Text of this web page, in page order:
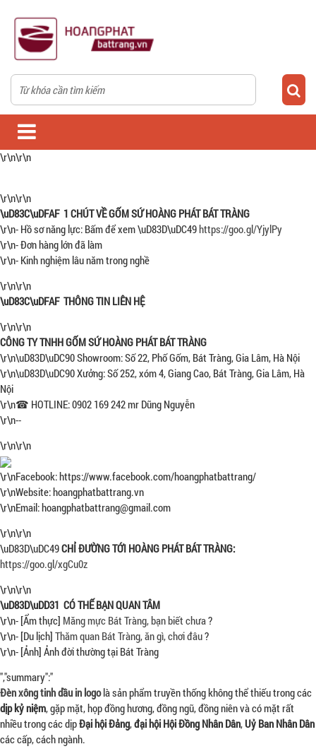
\r\n\r\n
\r\n\r\n
\uD83C\uDFAF 1 CHÚT VỀ GỐM SỨ HOÀNG PHÁT BÁT TRÀNG
\r\n- Hồ sơ năng lực: Bấm để xem \uD83D\uDC49https://goo.gl/YjylPy
\r\n- Đơn hàng lớn đã làm
\r\n- Kinh nghiệm lâu năm trong nghề
\r\n\r\n
\uD83C\uDFAF THÔNG TIN LIÊN HỆ
\r\n\r\n
CÔNG TY TNHH GỐM SỨ HOÀNG PHÁT BÁT TRÀNG
\r\n\uD83D\uDC90 Showroom: Số 22, Phố Gốm, Bát Tràng, Gia Lâm, Hà Nội
\r\n\uD83D\uDC90 Xưởng: Số 252, xóm 4, Giang Cao, Bát Tràng, Gia Lâm, Hà
Nội
\r\n☎ HOTLINE: 0902 169 242 mr Dũng Nguyễn
\r\n--
\r\n\r\n
\r\nFacebook: https://www.facebook.com/hoangphatbattrang/
\r\nWebsite: hoangphatbattrang.vn
\r\nEmail: hoangphatbattrang@gmail.com
\r\n\r\n
\uD83D\uDC49CHỈ ĐƯỜNG TỚI HOÀNG PHÁT BÁT TRÀNG:
https://goo.gl/xgCu0z
\r\n\r\n
\uD83D\uDD31 CÓ THẾ BẠN QUAN TÂM
\r\n- [Ẩm thực] Măng mực Bát Tràng, bạn biết chưa?
\r\n- [Du lịch] Thăm quan Bát Tràng, ăn gì, chơi đâu?
\r\n- [Ảnh] Ảnh đời thường tại Bát Tràng
","summary":"
Đèn xông tinh dầu in logo là sản phẩm truyền thống không thể thiếu trong các
dịp kỷ niệm, gặp mặt, họp đồng hương, đồng ngũ, đồng niên và có mặt rất
nhiều trong các dịpĐại hội Đảng,đại hội Hội Đồng Nhân Dân,Uỷ Ban Nhân Dân
các cấp, cách ngành.